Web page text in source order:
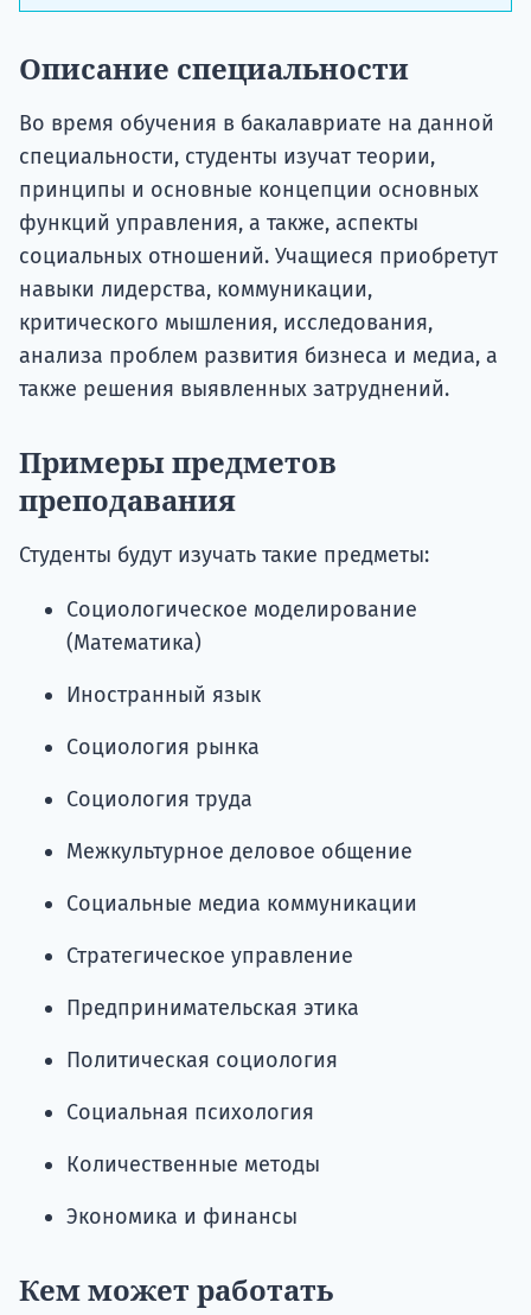
Описание специальности
Во время обучения в бакалавриате на данной
специальности, студенты изучат теории,
принципы и основные концепции основных
функций управления, а также, аспекты
социальных отношений. Учащиеся приобретут
навыки лидерства, коммуникации,
критического мышления, исследования,
анализа проблем развития бизнеса и медиа, а
также решения выявленных затруднений.
Примеры предметов
преподавания
Студенты будут изучать такие предметы:
Социологическое моделирование
(Математика)
Иностранный язык
Социология рынка
Социология труда
Межкультурное деловое общение
Социальные медиа коммуникации
Стратегическое управление
Предпринимательская этика
Политическая социология
Социальная психология
Количественные методы
Экономика и финансы
Кем может работать